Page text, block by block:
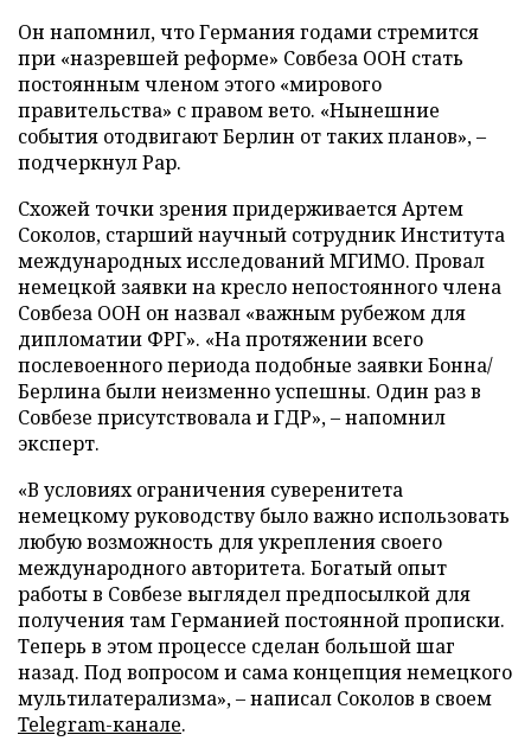
Он напомнил, что Германия годами стремится
при «назревшей реформе» Совбеза ООН стать
постоянным членом этого «мирового
правительства» с правом вето. «Нынешние
события отодвигают Берлин от таких планов», –
подчеркнул Рар.
Схожей точки зрения придерживается Артем
Соколов, старший научный сотрудник Института
международных исследований МГИМО. Провал
немецкой заявки на кресло непостоянного члена
Совбеза ООН он назвал «важным рубежом для
дипломатии ФРГ». «На протяжении всего
послевоенного периода подобные заявки Бонна/
Берлина были неизменно успешны. Один раз в
Совбезе присутствовала и ГДР», – напомнил
эксперт.
«В условиях ограничения суверенитета
немецкому руководству было важно использовать
любую возможность для укрепления своего
международного авторитета. Богатый опыт
работы в Совбезе выглядел предпосылкой для
получения там Германией постоянной прописки.
Теперь в этом процессе сделан большой шаг
назад. Под вопросом и сама концепция немецкого
мультилатерализма», – написал Соколов в своем
Telegram-канале.